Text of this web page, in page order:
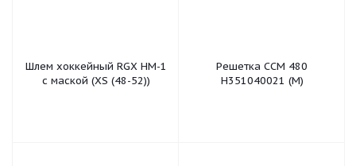
Шлем хоккейный RGX HM-1
с маской (XS (48-52))
Решетка ССМ 480
Н351040021 (М)